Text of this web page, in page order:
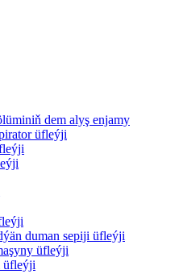
dem alyş enjamy
üfleýji
duman sepiji üfleýji
üfleýji
üfleýji